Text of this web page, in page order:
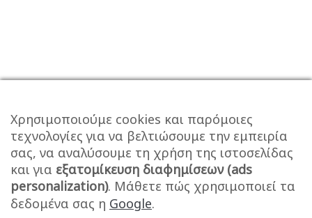
Χρησιμοποιούμε cookies και παρόμοιες
τεχνολογίες για να βελτιώσουμε την εμπειρία
σας, να αναλύσουμε τη χρήση της ιστοσελίδας
και για εξατομίκευση διαφημίσεων (ads
personalization). Μάθετε πώς χρησιμοποιεί τα
δεδομένα σας η Google.